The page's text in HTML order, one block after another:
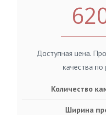
Доступная цена.
качества по
Количество
Ширина